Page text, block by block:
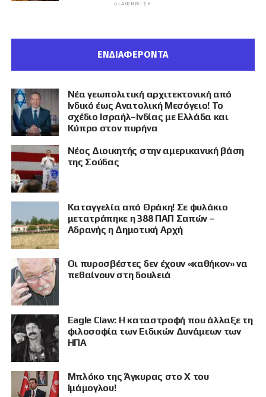
ΔΙΑΦΉΜΙΣΗ
ΕΝΔΙΑΦΕΡΟΝΤΑ
Νέα γεωπολιτική αρχιτεκτονική από
Ινδικό έως Ανατολική Μεσόγειο! Το
σχέδιο Ισραήλ–Ινδίας με Ελλάδα και
Κύπρο στον πυρήνα
Νέος Διοικητής στην αμερικανική βάση
της Σούδας
Καταγγελία από Θράκη! Σε φυλάκιο
μετατράπηκε η 388 ΠΑΠ Σαπών –
Αδρανής η Δημοτική Αρχή
Οι πυροσβέστες δεν έχουν «καθήκον» να
πεθαίνουν στη δουλειά
Eagle Claw: Η καταστροφή που άλλαξε τη
φιλοσοφία των Ειδικών Δυνάμεων των
ΗΠΑ
Μπλόκο της Άγκυρας στο X του
Ιμάμογλου!